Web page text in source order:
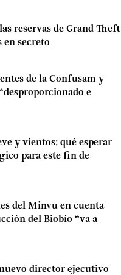
reservas de Grand Theft
secreto
de la Confusam y
e
y vientos: qué esperar
para este fin de
del Minvu en cuenta
del Biobío “va a
director ejecutivo